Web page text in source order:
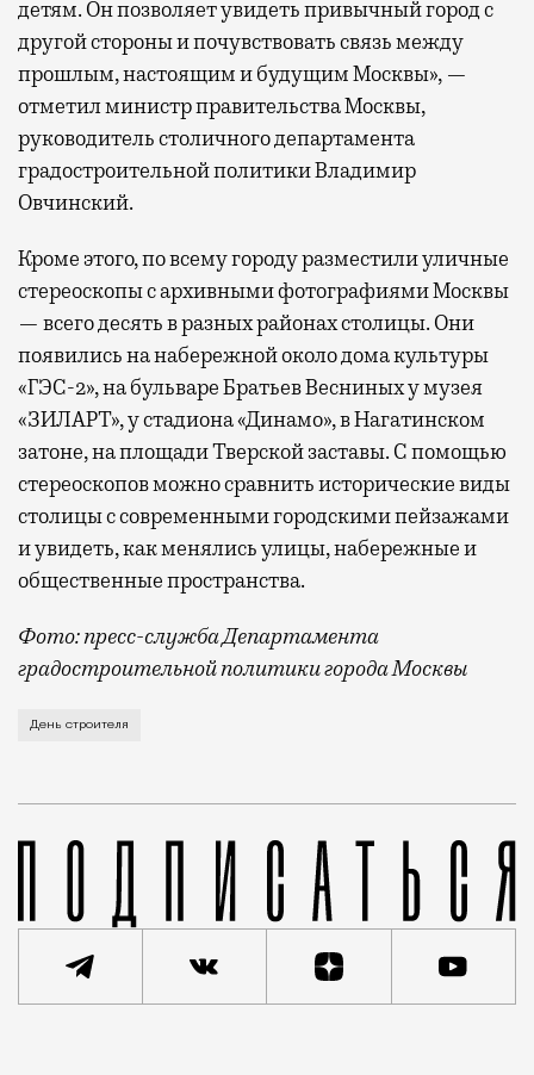
детям. Он позволяет увидеть привычный город с
другой стороны и почувствовать связь между
прошлым, настоящим и будущим Москвы», —
отметил министр правительства Москвы,
руководитель столичного департамента
градостроительной политики Владимир
Овчинский.
Кроме этого, по всему городу разместили уличные
стереоскопы с архивными фотографиями Москвы
— всего десять в разных районах столицы. Они
появились на набережной около дома культуры
«ГЭС-2», на бульваре Братьев Весниных у музея
«ЗИЛАРТ», у стадиона «Динамо», в Нагатинском
затоне, на площади Тверской заставы. С помощью
стереоскопов можно сравнить исторические виды
столицы с современными городскими пейзажами
и увидеть, как менялись улицы, набережные и
общественные пространства.
Фото: пресс-служба Департамента
градостроительной политики города Москвы
В этом году профессиональный праздник День
День строителя